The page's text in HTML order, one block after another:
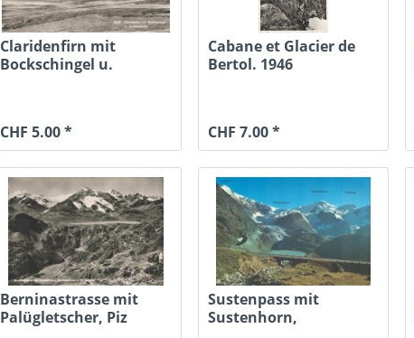
Claridenfirn mit
Bockschingel u.
CHF 5.00 *
Cabane et Glacier de
Bertol. 1946
CHF 7.00 *
Berninastrasse mit
Palügletscher, Piz
Sustenpass mit
Sustenhorn,